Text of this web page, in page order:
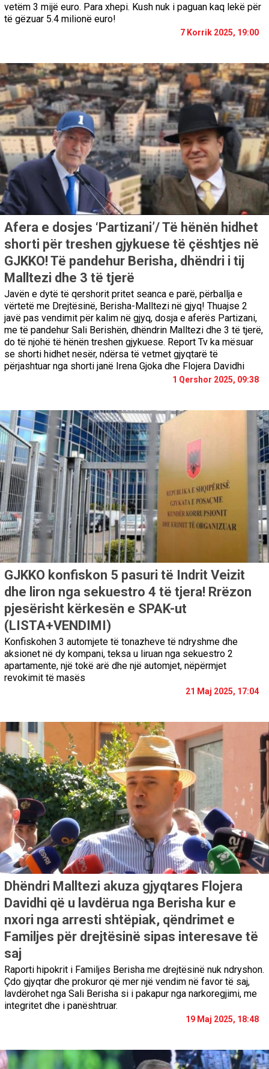
vetëm 3 mijë euro. Para xhepi. Kush nuk i paguan kaq lekë për
të gëzuar 5.4 milionë euro!
7 Korrik 2025, 19:00
Afera e dosjes ‘Partizani’/ Të hënën hidhet
shorti për treshen gjykuese të çështjes në
GJKKO! Të pandehur Berisha, dhëndri i tij
Malltezi dhe 3 të tjerë
Javën e dytë të qershorit pritet seanca e parë, përballja e
vërtetë me Drejtësinë, Berisha-Malltezi në gjyq! Thuajse 2
javë pas vendimit për kalim në gjyq, dosja e aferës Partizani,
me të pandehur Sali Berishën, dhëndrin Malltezi dhe 3 të tjerë,
do të njohë të hënën treshen gjykuese. Report Tv ka mësuar
se shorti hidhet nesër, ndërsa të vetmet gjyqtarë të
përjashtuar nga shorti janë Irena Gjoka dhe Flojera Davidhi
1 Qershor 2025, 09:38
GJKKO konfiskon 5 pasuri të Indrit Veizit
dhe liron nga sekuestro 4 të tjera! Rrëzon
pjesërisht kërkesën e SPAK-ut
(LISTA+VENDIMI)
Konfiskohen 3 automjete të tonazheve të ndryshme dhe
aksionet në dy kompani, teksa u liruan nga sekuestro 2
apartamente, një tokë arë dhe një automjet, nëpërmjet
revokimit të masës
21 Maj 2025, 17:04
Dhëndri Malltezi akuza gjyqtares Flojera
Davidhi që u lavdërua nga Berisha kur e
nxori nga arresti shtëpiak, qëndrimet e
Familjes për drejtësinë sipas interesave të
saj
Raporti hipokrit i Familjes Berisha me drejtësinë nuk ndryshon.
Çdo gjyqtar dhe prokuror që mer një vendim në favor të saj,
lavdërohet nga Sali Berisha si i pakapur nga narkoregjimi, me
integritet dhe i panështruar.
19 Maj 2025, 18:48